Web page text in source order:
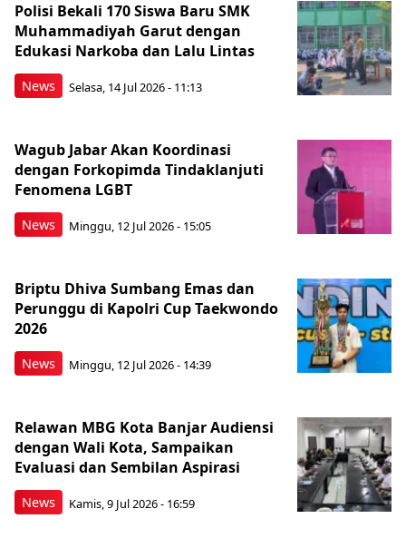
News
Polisi Bekali 170 Siswa Baru SMK
Muhammadiyah Garut dengan
Edukasi Narkoba dan Lalu Lintas
Selasa, 14 Jul 2026 - 11:13
News
Wagub Jabar Akan Koordinasi
dengan Forkopimda Tindaklanjuti
Fenomena LGBT
Minggu, 12 Jul 2026 - 15:05
News
Briptu Dhiva Sumbang Emas dan
Perunggu di Kapolri Cup Taekwondo
2026
Minggu, 12 Jul 2026 - 14:39
News
Relawan MBG Kota Banjar Audiensi
dengan Wali Kota, Sampaikan
Evaluasi dan Sembilan Aspirasi
Kamis, 9 Jul 2026 - 16:59